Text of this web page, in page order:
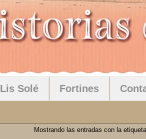
Lis Solé Fortines
Mostrando las entradas con la